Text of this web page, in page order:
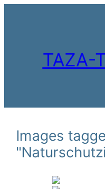
TAZA-
Images